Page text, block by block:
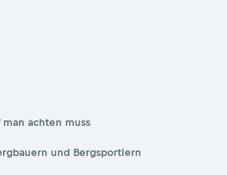
achten muss
und Bergsportlern